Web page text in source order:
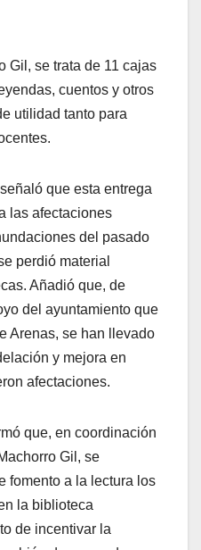
Gil, se trata de 11 cajas
cuentos y otros
utilidad tanto para
que esta entrega
las afectaciones
del pasado
perdió material
Añadió que, de
del ayuntamiento que
Arenas, se han llevado
y mejora en
afectaciones.
que, en coordinación
Gil, se
fomento a la lectura los
la biblioteca
de incentivar la